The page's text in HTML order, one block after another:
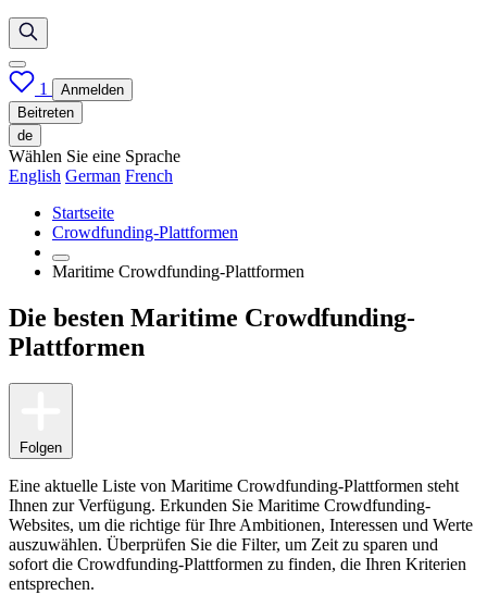
1
Anmelden
Beitreten
de
Wählen Sie eine Sprache
English German French
Startseite
Crowdfunding-Plattformen
Maritime Crowdfunding-Plattformen
Die besten Maritime Crowdfunding-
Plattformen
Folgen
Eine aktuelle Liste von Maritime Crowdfunding-Plattformen steht
Ihnen zur Verfügung. Erkunden Sie Maritime Crowdfunding-
Websites, um die richtige für Ihre Ambitionen, Interessen und Werte
auszuwählen. Überprüfen Sie die Filter, um Zeit zu sparen und
sofort die Crowdfunding-Plattformen zu finden, die Ihren Kriterien
entsprechen.